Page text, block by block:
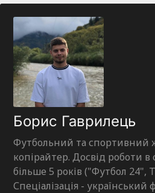
Борис Гаврилець
Футбольний та спортивний
копірайтер. Досвід роботи в
більше 5 років ("Футбол 24",
Спеціалізація - український